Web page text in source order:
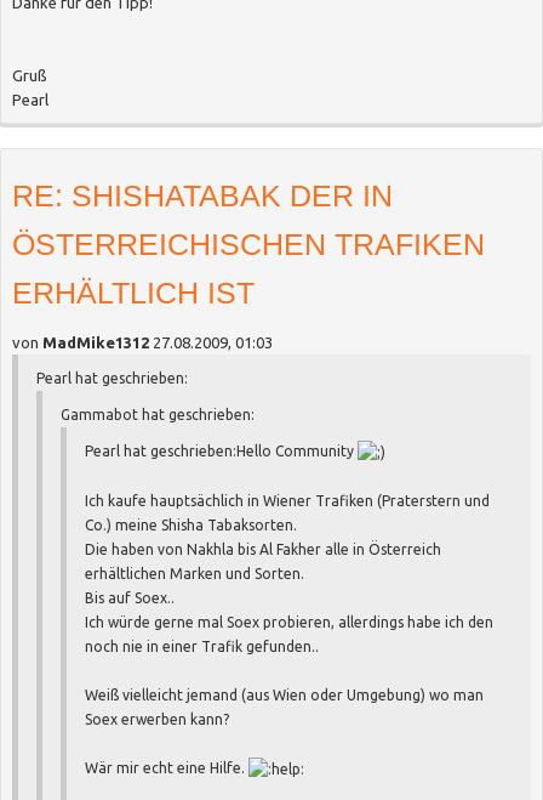
Gruß
Pearl
RE: SHISHATABAK DER IN
ÖSTERREICHISCHEN TRAFIKEN
ERHÄLTLICH IST
von MadMike1312 27.08.2009, 01:03
Pearl hat geschrieben:
Gammabot hat geschrieben:
Pearl hat geschrieben:Hello Community
Ich kaufe hauptsächlich in Wiener Trafiken (Praterstern und
Co.) meine Shisha Tabaksorten.
Die haben von Nakhla bis Al Fakher alle in Österreich
erhältlichen Marken und Sorten.
Bis auf Soex..
Ich würde gerne mal Soex probieren, allerdings habe ich den
noch nie in einer Trafik gefunden..
Weiß vielleicht jemand (aus Wien oder Umgebung) wo man
Soex erwerben kann?
Wär mir echt eine Hilfe.